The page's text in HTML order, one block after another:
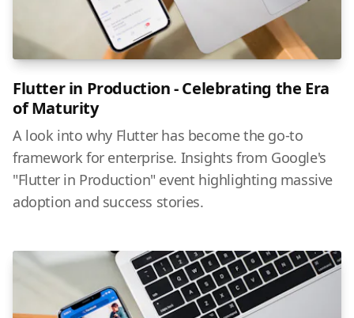
Flutter in Production - Celebrating the Era
of Maturity
A look into why Flutter has become the go-to
framework for enterprise. Insights from Google's
"Flutter in Production" event highlighting massive
adoption and success stories.